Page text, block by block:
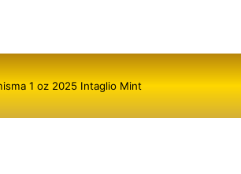
1 oz 2025 Intaglio Mint